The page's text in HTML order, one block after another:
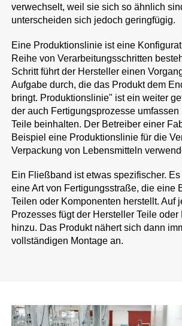
verwechselt, weil sie sich so ähnlich
unterscheiden sich jedoch geringfügig.
Eine Produktionslinie ist eine
Reihe von Verarbeitungsschritten
Schritt führt der Hersteller einen
Aufgabe durch, die das Produkt dem
bringt. Produktionslinie" ist ein weiter
der auch Fertigungsprozesse
Teile beinhalten. Der Betreiber einer
Beispiel eine Produktionslinie für die
Verpackung von Lebensmitteln
Ein Fließband ist etwas spezifischer.
eine Art von Fertigungsstraße, die eine
Teilen oder Komponenten herstellt. Auf
Prozesses fügt der Hersteller Teile oder
hinzu. Das Produkt nähert sich dann
vollständigen Montage an.